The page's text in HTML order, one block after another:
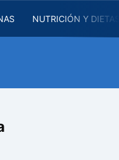
NUTRICIÓN Y